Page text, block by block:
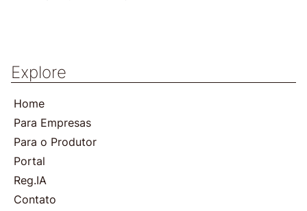
Explore
Home
Para Empresas
Para o Produtor
Portal
Reg.IA
Contato